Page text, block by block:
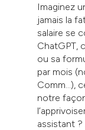
Imaginez
jamais la
salaire se
ChatGPT,
ou sa
par mois
Comm…),
notre
assistant